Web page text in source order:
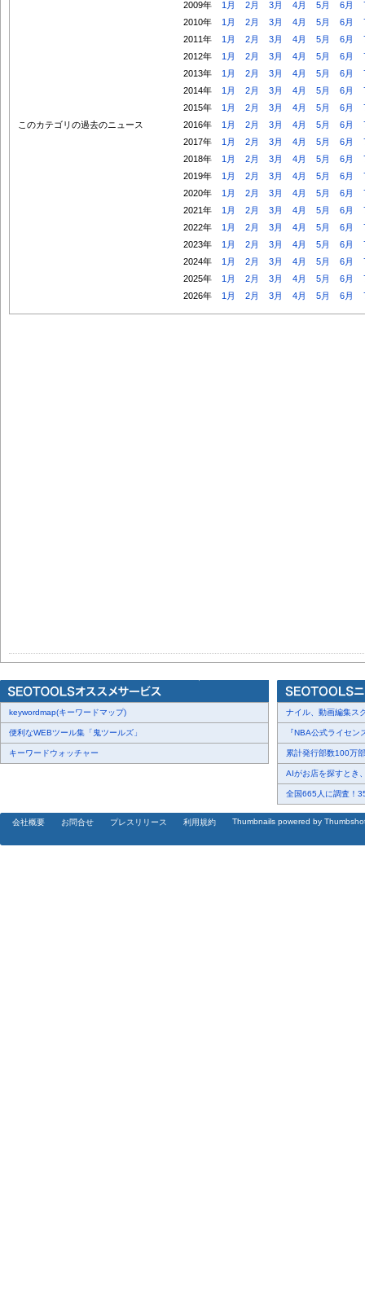
このカテゴリの過去のニュース
2009年 1月 2月 3月 4月 5月 6月
2010年
1月 2月 3月 4月 5月 6月
2011年
1月 2月 3月 4月 5月 6月
2012年
1月 2月 3月 4月 5月 6月
2013年
1月 2月 3月 4月 5月 6月
2014年
1月 2月 3月 4月 5月 6月
2015年
1月 2月 3月 4月 5月 6月
2016年
1月 2月 3月 4月 5月 6月
2017年
1月 2月 3月 4月 5月 6月
2018年
1月 2月 3月 4月 5月 6月
2019年
1月 2月 3月 4月 5月 6月
2020年
1月 2月 3月 4月 5月 6月
2021年
1月 2月 3月 4月 5月 6月
2022年
1月 2月 3月 4月 5月 6月
2023年
1月 2月 3月 4月 5月 6月
2024年
1月 2月 3月 4月 5月 6月
2025年
1月 2月 3月 4月 5月 6月
2026年
1月 2月 3月 4月 5月 6月
keywordmap(キーワードマップ)
便利なWEBツール集「鬼ツールズ」
キーワードウォッチャー
ナイル、動画編集ス
『NBA公式ライセン
累計発行部数100万
AIがお店を探すとき
全国665人に調査！
会社概要 お問合せ プレスリリース 利用規約 Thumbnails powered by